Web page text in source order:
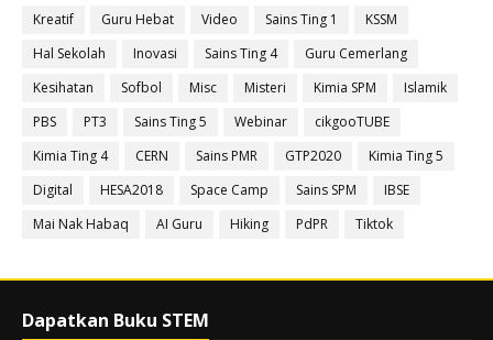
Kreatif
Guru Hebat Video Sains Ting 1
KSSM
Hal Sekolah
Inovasi Sains Ting 4
Guru Cemerlang
Kesihatan
Sofbol Misc Misteri Kimia SPM
Islamik
PBS
PT3 Sains Ting 5 Webinar
cikgooTUBE
Kimia Ting 4
CERN Sains PMR GTP2020
Kimia Ting 5
Digital
HESA2018 Space Camp Sains SPM
IBSE
Mai Nak Habaq
AI Guru Hiking PdPR Tiktok
Dapatkan Buku STEM